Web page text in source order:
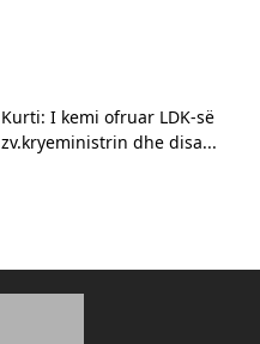
Kurti: I kemi ofruar LDK-së
zv.kryeministrin dhe disa...